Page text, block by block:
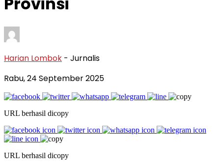
Harian Lombok - Jurnalis
Rabu, 24 September 2025
URL berhasil dicopy
URL berhasil dicopy